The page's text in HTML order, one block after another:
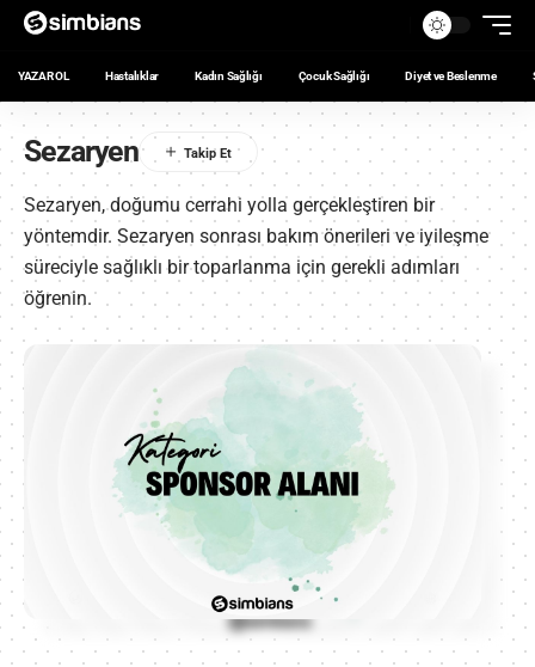
YAZAR OL Hastalıklar Kadın Sağlığı Çocuk Sağlığı Diyet ve Beslenme
Sezaryen
Sezaryen, doğumu cerrahi yolla gerçekleştiren bir
yöntemdir. Sezaryen sonrası bakım önerileri ve iyileşme
süreciyle sağlıklı bir toparlanma için gerekli adımları
öğrenin.